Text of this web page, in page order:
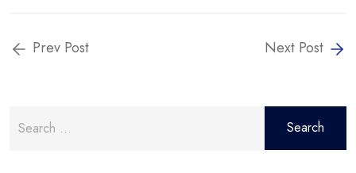
Prev Post Next Post
for: